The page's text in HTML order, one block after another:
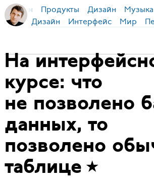
Бирман Продукты Дизайн Музыка
Дизайн Интерфейс Мир
На
курсе: что
не позволено
данных, то
позволено
таблице